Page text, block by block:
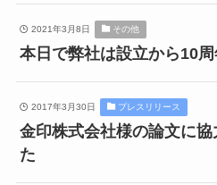
2021年3月8日 その他
本日で弊社は設立から10
2017年3月30日 プレスリリース
金印株式会社様の論文に
た